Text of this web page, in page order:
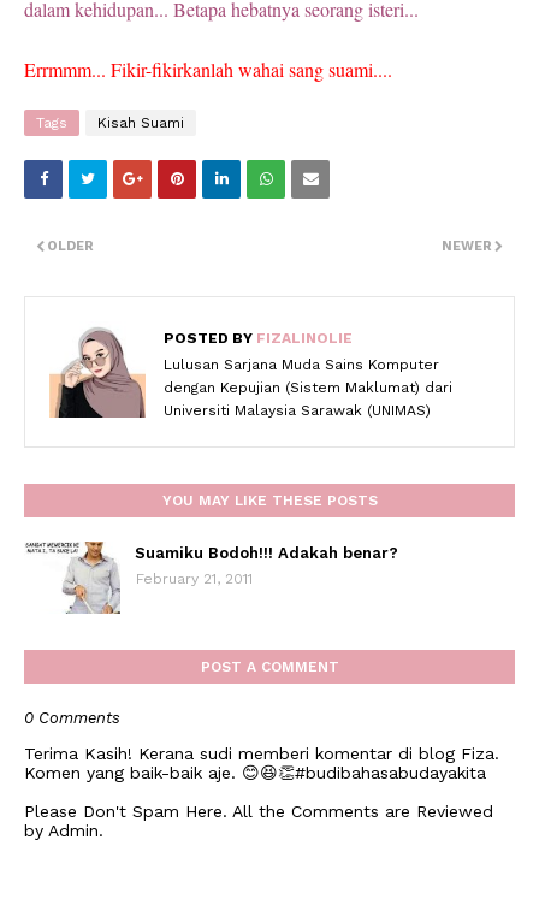
dalam kehidupan... Betapa hebatnya seorang isteri...
Errmmm... Fikir-fikirkanlah wahai sang suami....
Tags Kisah Suami
NEWER
OLDER
POSTED BY FIZALINOLIE
Lulusan Sarjana Muda Sains Komputer
dengan Kepujian (Sistem Maklumat) dari
Universiti Malaysia Sarawak (UNIMAS)
YOU MAY LIKE THESE POSTS
Suamiku Bodoh!!! Adakah benar?
February 21, 2011
POST A COMMENT
0 Comments
Terima Kasih! Kerana sudi memberi komentar di blog Fiza.
Komen yang baik-baik aje. 😊😆👏#budibahasabudayakita
Please Don't Spam Here. All the Comments are Reviewed
by Admin.